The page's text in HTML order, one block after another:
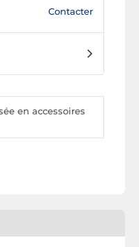
Contacter
en accessoires